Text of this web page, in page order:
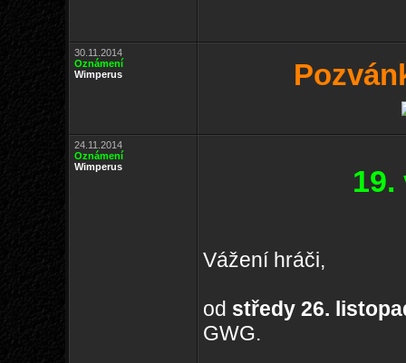
30.11.2014
Oznámení
Wimperus
24.11.2014
Oznámení
Wimperus
Vážení hráči,
od středy 26.
GWG.